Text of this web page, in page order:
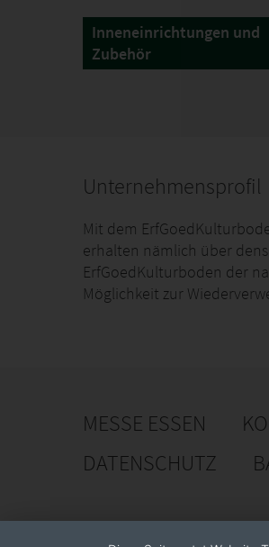
Inneneinrichtungen und
Zubehör
Unternehmensprofil
Mit dem
erhalten nämlich über
ErfGoedKulturboden der
Möglichkeit zur
MESSE ESSEN
DATENSCHUTZ